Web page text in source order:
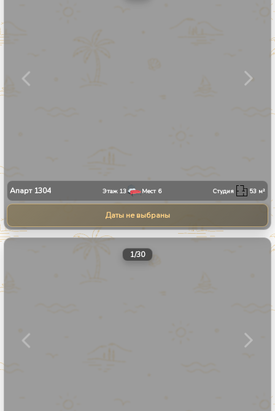
Апарт 1304 Этаж 13 Мест 6 Студия 53 м²
Даты не выбраны
1/30